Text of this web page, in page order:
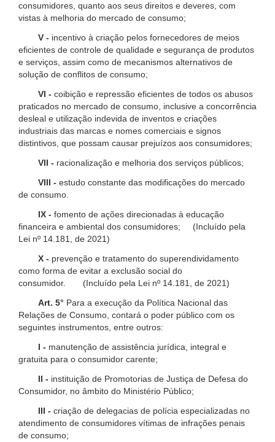
consumidores, quanto aos seus direitos e deveres, com
vistas à melhoria do mercado de consumo;
V - incentivo à criação pelos fornecedores de meios
eficientes de controle de qualidade e segurança de produtos
e serviços, assim como de mecanismos alternativos de
solução de conflitos de consumo;
VI - coibição e repressão eficientes de todos os abusos
praticados no mercado de consumo, inclusive a concorrência
desleal e utilização indevida de inventos e criações
industriais das marcas e nomes comerciais e signos
distintivos, que possam causar prejuízos aos consumidores;
VII - racionalização e melhoria dos serviços públicos;
VIII - estudo constante das modificações do mercado
de consumo.
IX - fomento de ações direcionadas à educação
financeira e ambiental dos consumidores; (Incluído pela
Lei nº 14.181, de 2021)
X - prevenção e tratamento do superendividamento
como forma de evitar a exclusão social do
consumidor. (Incluído pela Lei nº 14.181, de 2021)
Art. 5° Para a execução da Política Nacional das
Relações de Consumo, contará o poder público com os
seguintes instrumentos, entre outros:
I - manutenção de assistência jurídica, integral e
gratuita para o consumidor carente;
II - instituição de Promotorias de Justiça de Defesa do
Consumidor, no âmbito do Ministério Público;
III - criação de delegacias de polícia especializadas no
atendimento de consumidores vítimas de infrações penais
de consumo;